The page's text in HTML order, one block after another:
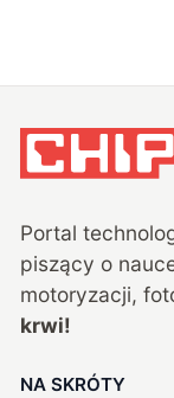
Portal
piszący o
motoryzacji,
krwi!
NA SKRÓTY